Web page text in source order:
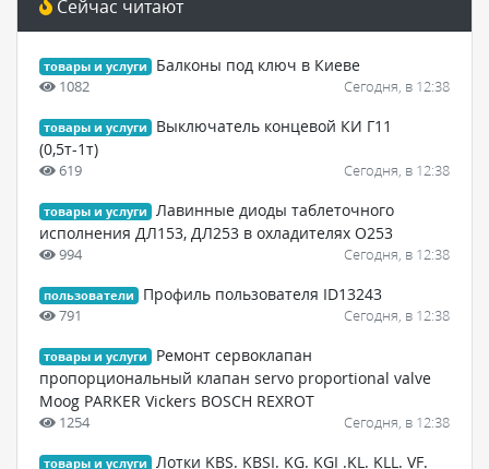
Сейчас читают
товары и услуги Балконы под ключ в Киеве
1082 Сегодня, в 12:38
товары и услуги
Выключатель концевой КИ Г11
(0,5т-1т)
619 Сегодня, в 12:38
товары и услуги
Лавинные диоды таблеточного
исполнения ДЛ153, ДЛ253 в охладителях О253
994 Сегодня, в 12:38
пользователи Профиль пользователя ID13243
791 Сегодня, в 12:38
товары и услуги
Ремонт сервоклапан
пропорциональный клапан servo proportional valve
Moog PARKER Vickers BOSCH REXROT
1254 Сегодня, в 12:38
товары и услуги
Лотки KBS. KBSI. KG. KGI .KL. KLL. VF.